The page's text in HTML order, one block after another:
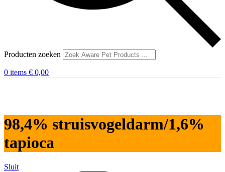
Producten zoeken
0 items € 0,00
98,4% struisvogeldarm/1,6%
tapioca
Sluit